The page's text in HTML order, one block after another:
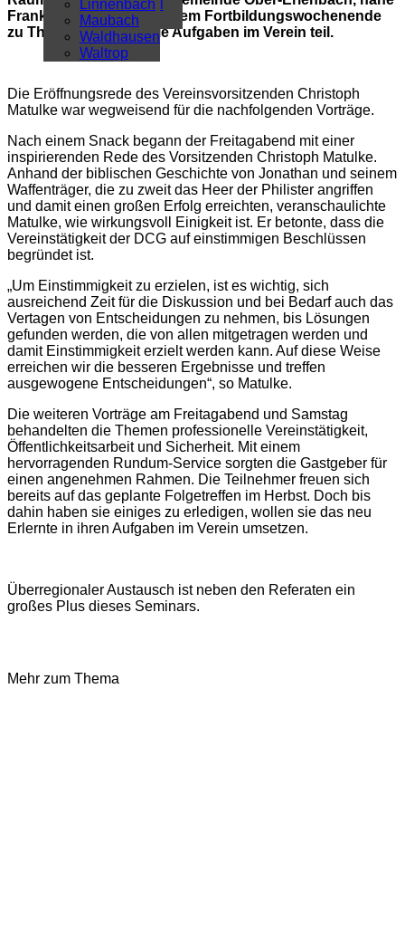
Überregional
Alle Artikel
Linnenbach
Maubach
Waldhausen
Waltrop
Frankfurt am Main, an einem Fortbildungswochenende
zu Themen rund um die Aufgaben im Verein teil.
Die Eröffnungsrede des Vereinsvorsitzenden Christoph
Matulke war wegweisend für die nachfolgenden Vorträge.
Nach einem Snack begann der Freitagabend mit einer
inspirierenden Rede des Vorsitzenden Christoph Matulke.
Anhand der biblischen Geschichte von Jonathan und seinem
Waffenträger, die zu zweit das Heer der Philister angriffen
und damit einen großen Erfolg erreichten, veranschaulichte
Matulke, wie wirkungsvoll Einigkeit ist. Er betonte, dass die
Vereinstätigkeit der DCG auf einstimmigen Beschlüssen
begründet ist.
„Um Einstimmigkeit zu erzielen, ist es wichtig, sich
ausreichend Zeit für die Diskussion und bei Bedarf auch das
Vertagen von Entscheidungen zu nehmen, bis Lösungen
gefunden werden, die von allen mitgetragen werden und
damit Einstimmigkeit erzielt werden kann. Auf diese Weise
erreichen wir die besseren Ergebnisse und treffen
ausgewogene Entscheidungen“, so Matulke.
Die weiteren Vorträge am Freitagabend und Samstag
behandelten die Themen professionelle Vereinstätigkeit,
Öffentlichkeitsarbeit und Sicherheit. Mit einem
hervorragenden Rundum-Service sorgten die Gastgeber für
einen angenehmen Rahmen. Die Teilnehmer freuen sich
bereits auf das geplante Folgetreffen im Herbst. Doch bis
dahin haben sie einiges zu erledigen, wollen sie das neu
Erlernte in ihren Aufgaben im Verein umsetzen.
Überregionaler Austausch ist neben den Referaten ein
großes Plus dieses Seminars.
Mehr zum Thema